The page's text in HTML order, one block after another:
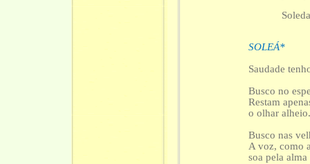
SOLEÁ*
Saudade
Busco no
Restam
o olhar
Busco nas
A voz, como
soa pela alma